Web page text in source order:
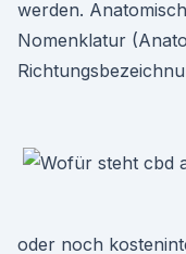
werden.
Nomenklatur
oder noch